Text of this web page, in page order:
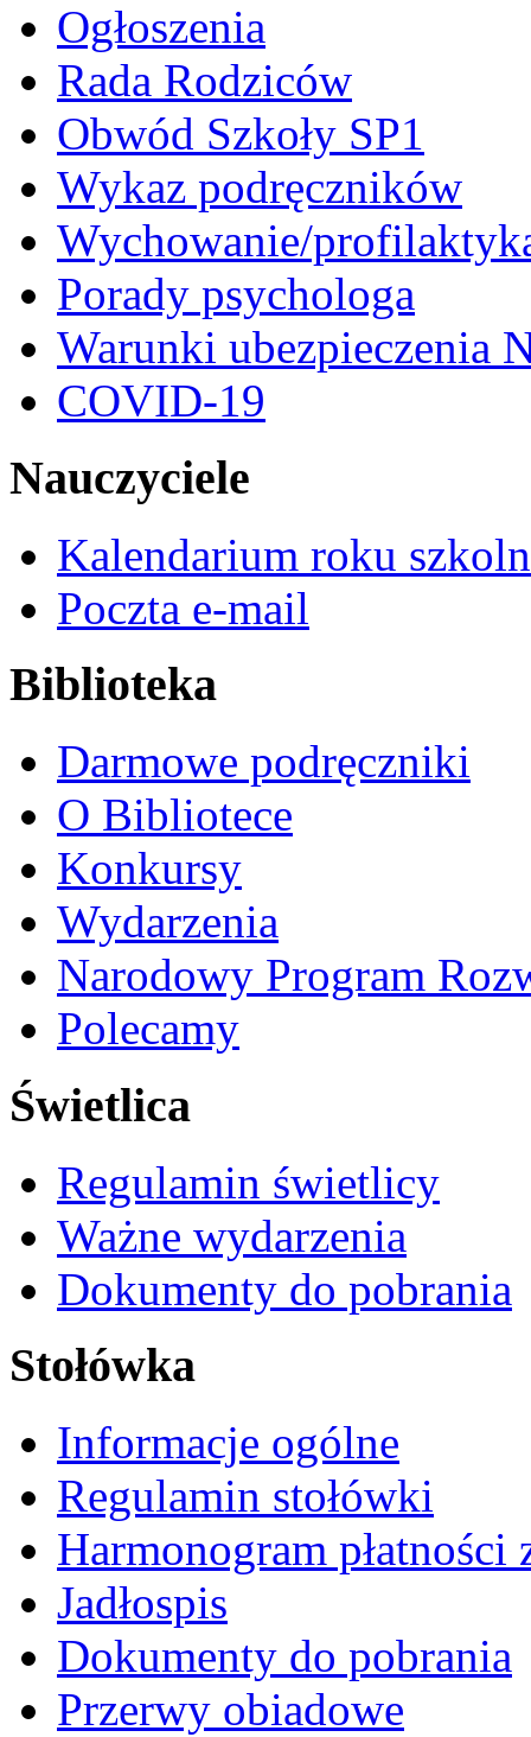
Ogłoszenia
Rada Rodziców
Obwód Szkoły SP1
Wykaz podręczników
Wychowanie/
Porady psychologa
Warunki ubezpieczenia
COVID-19
Nauczyciele
Kalendarium roku
Poczta e-mail
Biblioteka
Darmowe podręczniki
O Bibliotece
Konkursy
Wydarzenia
Narodowy Program
Polecamy
Świetlica
Regulamin świetlicy
Ważne wydarzenia
Dokumenty do pobrania
Stołówka
Informacje ogólne
Regulamin stołówki
Harmonogram płatności
Jadłospis
Dokumenty do pobrania
Przerwy obiadowe